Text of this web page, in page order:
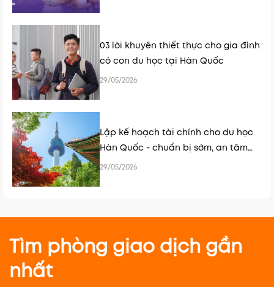
03 lời khuyên thiết thực cho gia đình
có con du học tại Hàn Quốc
29/05/2026
Lập kế hoạch tài chính cho du học
Hàn Quốc - chuẩn bị sớm, an tâm
hơn
29/05/2026
Tìm phòng giao dịch gần
nhất